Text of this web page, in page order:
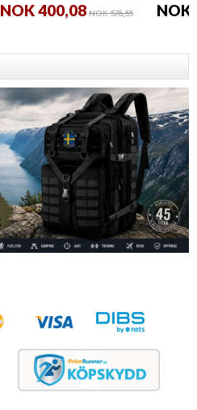
NOK 400,08NOK 576,55 NOK